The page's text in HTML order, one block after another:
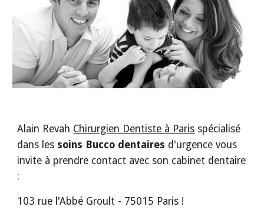
Alain Revah Chirurgien Dentiste à Paris spécialisé
dans les soins Bucco dentaires d'urgence vous
invite à prendre contact avec son cabinet dentaire
:
103 rue l'Abbé Groult - 75015 Paris !